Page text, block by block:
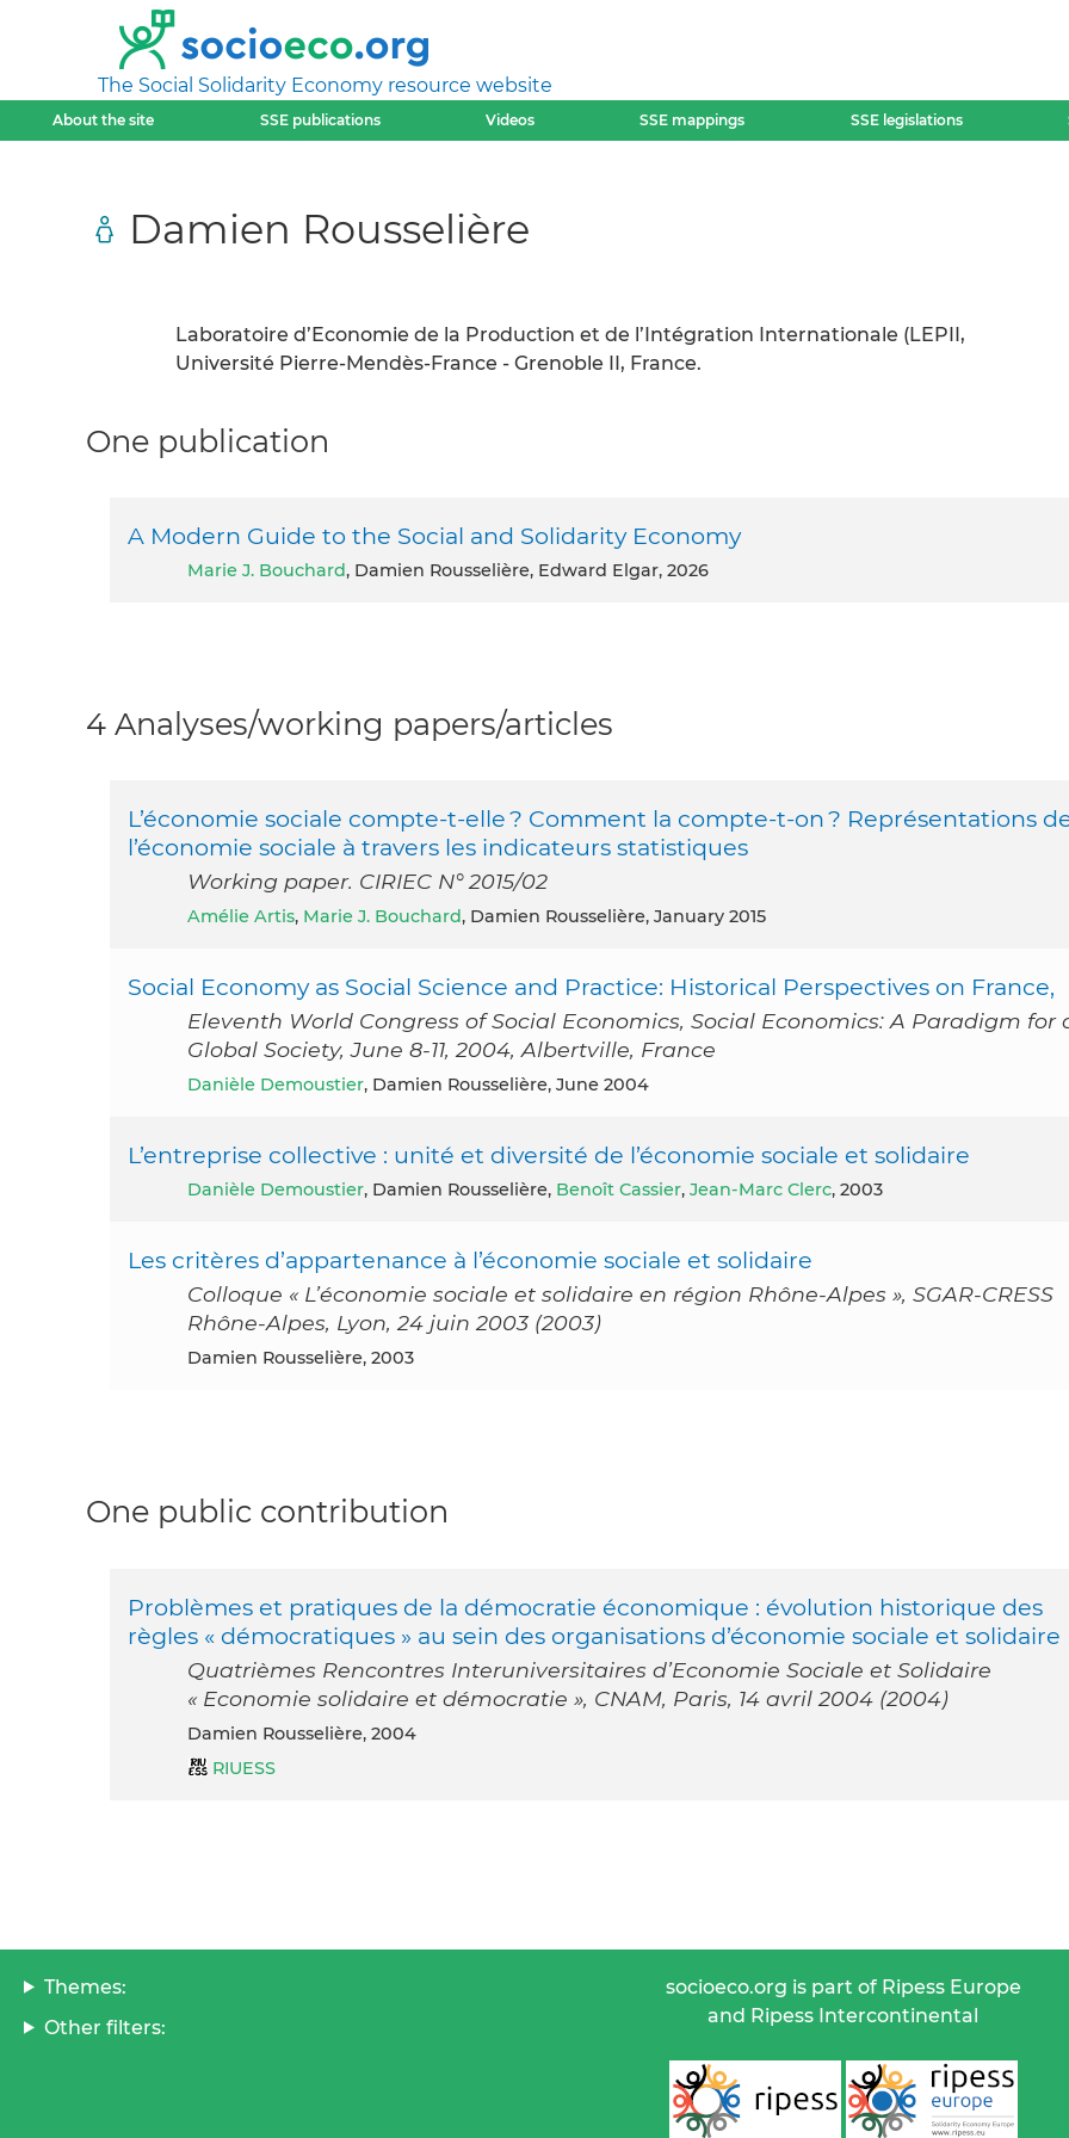
The Social Solidarity Economy resource website
About the site SSE publications Videos SSE mappings SSE legislations
Damien Rousselière
Laboratoire d’Economie de la Production et de l’Intégration Internationale (LEPII,
Université Pierre-Mendès-France - Grenoble II, France.
One publication
A Modern Guide to the Social and Solidarity Economy
Marie J. Bouchard, Damien Rousselière, Edward Elgar, 2026
4 Analyses/working papers/articles
L’économie sociale compte-t-elle ? Comment la compte-t-on ? Représentations
l’économie sociale à travers les indicateurs statistiques
Working paper. CIRIEC N° 2015/02
Amélie Artis, Marie J. Bouchard, Damien Rousselière, January 2015
Social Economy as Social Science and Practice: Historical Perspectives on France,
Eleventh World Congress of Social Economics, Social Economics: A Paradigm for
Global Society, June 8-11, 2004, Albertville, France
Danièle Demoustier, Damien Rousselière, June 2004
L’entreprise collective : unité et diversité de l’économie sociale et solidaire
Danièle Demoustier, Damien Rousselière, Benoît Cassier, Jean-Marc Clerc, 2003
Les critères d’appartenance à l’économie sociale et solidaire
Colloque « L’économie sociale et solidaire en région Rhône-Alpes », SGAR-CRESS
Rhône-Alpes, Lyon, 24 juin 2003 (2003)
Damien Rousselière, 2003
One public contribution
Problèmes et pratiques de la démocratie économique : évolution historique des
règles « démocratiques » au sein des organisations d’économie sociale et solidaire
Quatrièmes Rencontres Interuniversitaires d’Economie Sociale et Solidaire
« Economie solidaire et démocratie », CNAM, Paris, 14 avril 2004 (2004)
Damien Rousselière, 2004
RIUESS
Themes:
Other filters:
socioeco.org is part of Ripess Europe
and Ripess Intercontinental